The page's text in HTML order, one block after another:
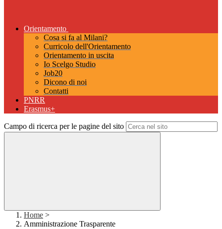
Orientamento
Cosa si fa al Milani?
Curricolo dell'Orientamento
Orientamento in uscita
Io Scelgo Studio
Job20
Dicono di noi
Contatti
PNRR
Erasmus+
Campo di ricerca per le pagine del sito
Home >
Amministrazione Trasparente